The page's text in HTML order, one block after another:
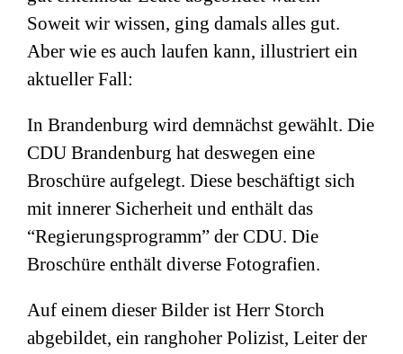
Soweit wir wissen, ging damals alles gut.
Aber wie es auch laufen kann, illustriert ein
aktueller Fall:
In Brandenburg wird demnächst gewählt. Die
CDU Brandenburg hat deswegen eine
Broschüre aufgelegt. Diese beschäftigt sich
mit innerer Sicherheit und enthält das
“Regierungsprogramm” der CDU. Die
Broschüre enthält diverse Fotografien.
Auf einem dieser Bilder ist Herr Storch
abgebildet, ein ranghoher Polizist, Leiter der